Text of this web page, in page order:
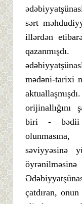
sərt
illərdən
mədəni-tarixi
orijinallığını
biri - bədii
səviyyəsinə
çatdıran,